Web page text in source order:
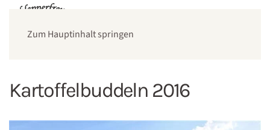
Zum Hauptinhalt springen
Kartoffelbuddeln 2016